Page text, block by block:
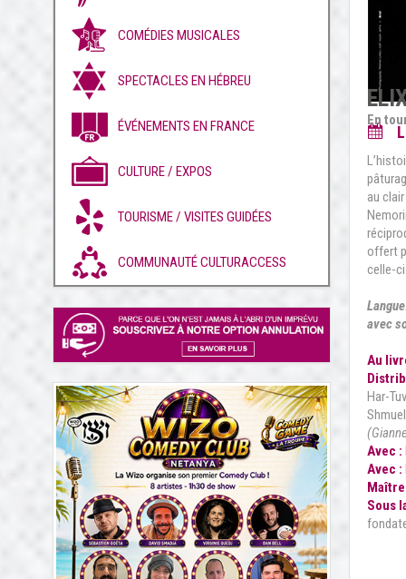
En
au
offert
celle-
avec
Au
Har-
Avec :
Avec :
Sous
COMÉDIES MUSICALES
SPECTACLES EN HÉBREU
ÉVÉNEMENTS EN FRANCE
CULTURE / EXPOS
TOURISME / VISITES GUIDÉES
COMMUNAUTÉ CULTURACCESS